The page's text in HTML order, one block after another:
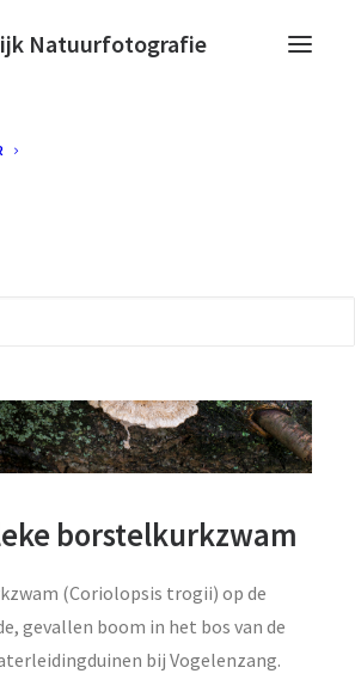
Natuurfotografie
borstelkurkzwam
(Coriolopsis trogii) op de
gevallen boom in het bos van de
bij Vogelenzang.